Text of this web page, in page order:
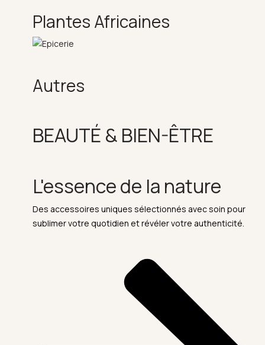
Plantes Africaines
Autres
BEAUTÉ & BIEN-ÊTRE
L'essence de la nature
Des accessoires uniques sélectionnés avec soin pour
sublimer votre quotidien et révéler votre authenticité.